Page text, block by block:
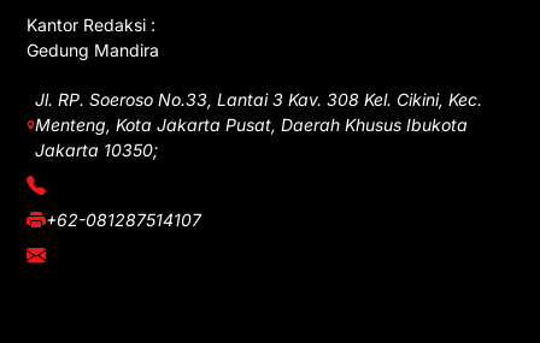
Kantor Redaksi :
Gedung Mandira
Jl. RP. Soeroso No.33, Lantai 3 Kav. 308 Kel. Cikini, Kec.
Menteng, Kota Jakarta Pusat, Daerah Khusus Ibukota
Jakarta 10350;
(021) 3908026
+62-081287514107
adm@iawnews.com